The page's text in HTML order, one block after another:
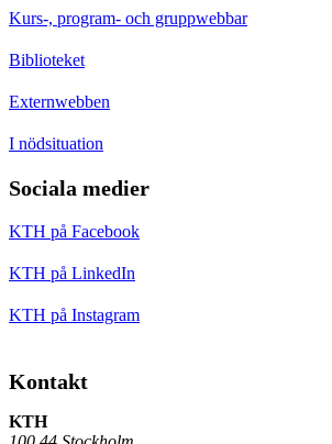
Kurs-, program- och gruppwebbar
Biblioteket
Externwebben
I nödsituation
Sociala medier
KTH på Facebook
KTH på LinkedIn
KTH på Instagram
Kontakt
KTH